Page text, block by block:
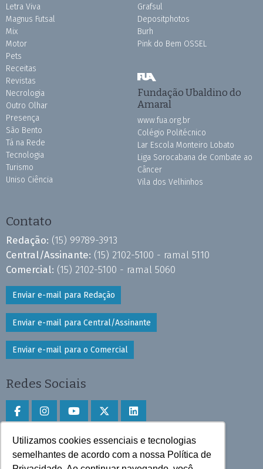
Utilizamos cookies essenciais e tecnologias
semelhantes de acordo com a nossa Política de
Letra Viva
Magnus Futsal
Mix
Motor
Pets
Receitas
Revistas
Necrologia
Outro Olhar
Presença
São Bento
Tá na Rede
Tecnologia
Turismo
Uniso Ciência
Grafsul
Depositphotos
Burh
Pink do Bem OSSEL
Fundação Ubaldino do
Amaral
www.fua.org.br
Colégio Politécnico
Lar Escola Monteiro Lobato
Liga Sorocabana de Combate ao
Câncer
Vila dos Velhinhos
Contato
Redação: (15) 99789-3913
Central/Assinante: (15) 2102-5100 - ramal 5110
Comercial: (15) 2102-5100 - ramal 5060
Enviar e-mail para Redação
Enviar e-mail para Central/Assinante
Enviar e-mail para o Comercial
Redes Sociais
Faça download do aplicativo